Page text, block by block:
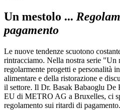
Un mestolo ...
pagamento
Le nuove tendenze scuotono
rintracciamo. Nella nostra serie "Un
regolarmente progetti e personalità
alimentare e della ristorazione e
il settore. Il Dr. Basak Babaoglu
EU di METRO AG a Bruxelles, ci
regolamento sui ritardi di pagamento.